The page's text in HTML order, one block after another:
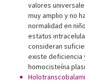
valores
muy amplio y no
normalidad en
estatus
consideran
existe deficiencia
homocisteína